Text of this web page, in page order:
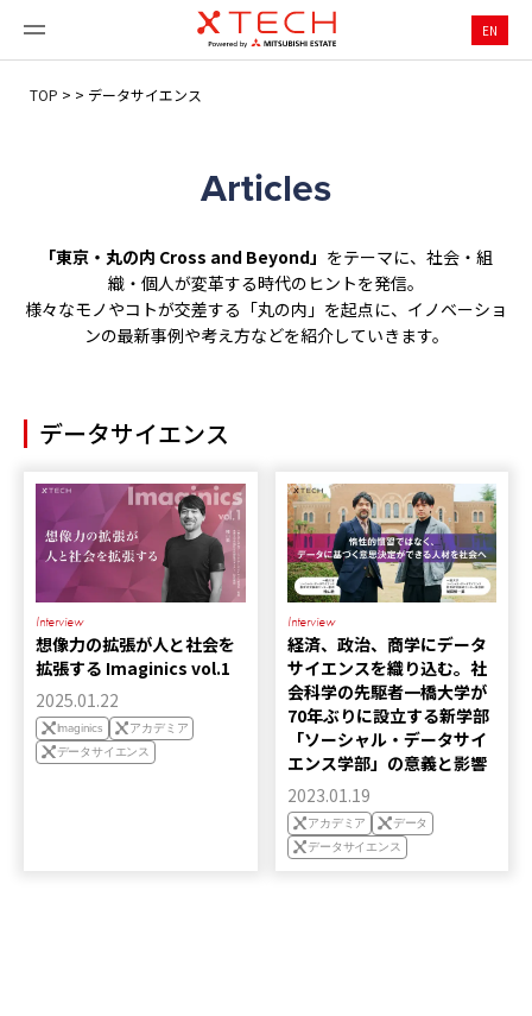
EN
TOP > > データサイエンス
Articles
「東京・丸の内 Cross and Beyond」 をテーマに、社会・組
織・個人が変革する時代のヒントを発信。
様々なモノやコトが交差する「丸の内」を起点に、イノベーショ
ンの最新事例や考え方などを紹介していきます。
データサイエンス
Interview
想像力の拡張が人と社会を
拡張する Imaginics vol.1
2025.01.22
Imaginics
アカデミア
データサイエンス
Interview
経済、政治、商学にデータ
サイエンスを織り込む。社
会科学の先駆者一橋大学が
70年ぶりに設立する新学部
「ソーシャル・データサイ
エンス学部」の意義と影響
2023.01.19
アカデミア
データ
データサイエンス